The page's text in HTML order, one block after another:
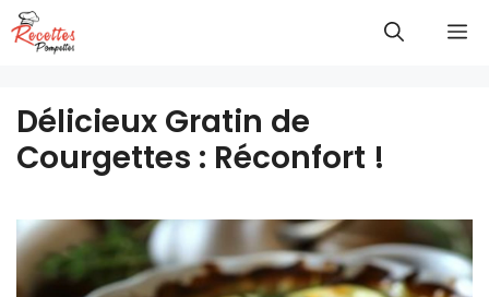
Aller
au
Délicieux Gratin de
Courgettes : Réconfort !